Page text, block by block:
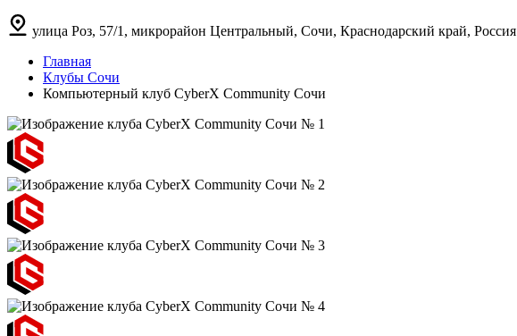
улица Роз, 57/1, микрорайон Центральный, Сочи, Краснодарский край, Россия
Главная
Клубы Сочи
Компьютерный клуб CyberX Community Cочи